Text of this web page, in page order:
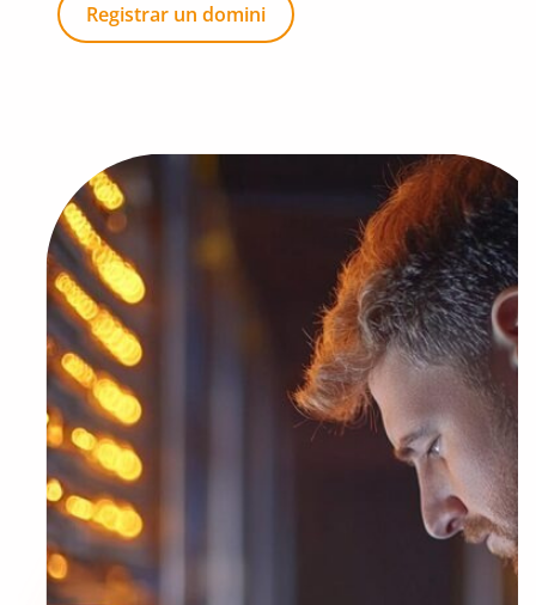
Registrar un domini